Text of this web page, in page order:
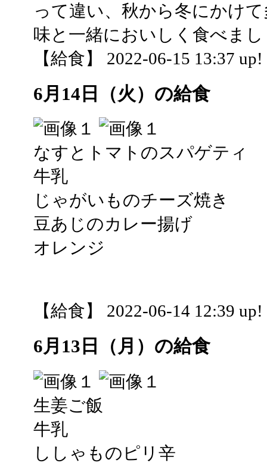
って違い、秋から冬にかけ
味と一緒においしく食べま
【給食】 2022-06-15 13:37 up!
6月14日（火）の給食
なすとトマトのスパゲティ
牛乳
じゃがいものチーズ焼き
豆あじのカレー揚げ
オレンジ
【給食】 2022-06-14 12:39 up!
6月13日（月）の給食
生姜ご飯
牛乳
ししゃものピリ辛